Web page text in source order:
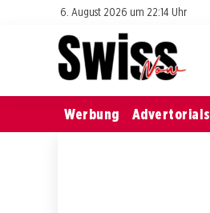
6. August 2026 um 22:14 Uhr
Werbung Advertorials